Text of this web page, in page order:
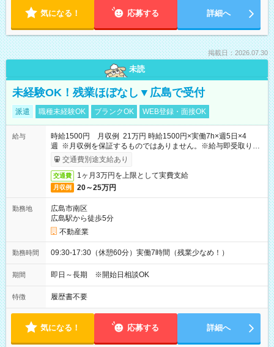
気になる！ 応募する 詳細へ
掲載日：2026.07.30
未読
未経験OK！残業ほぼなし▼広島で受付
派遣 職種未経験OK ブランクOK WEB登録・面接OK
給与
時給1500円 月収例 21万円 時給1500円×実働7h×週5日×4
週 ※月収例を保証するものではありません。※給与即受取りサ
ービス利用可（利用条件有）
交通費別途支給あり
交通費 1ヶ月3万円を上限として実費支給
月収例 20～25万円
勤務地
広島市南区
広島駅から徒歩5分
不動産業
勤務時間 09:30-17:30（休憩60分）実働7時間（残業少なめ！）
期間 即日～長期 ※開始日相談OK
特徴 履歴書不要
気になる！ 応募する 詳細へ